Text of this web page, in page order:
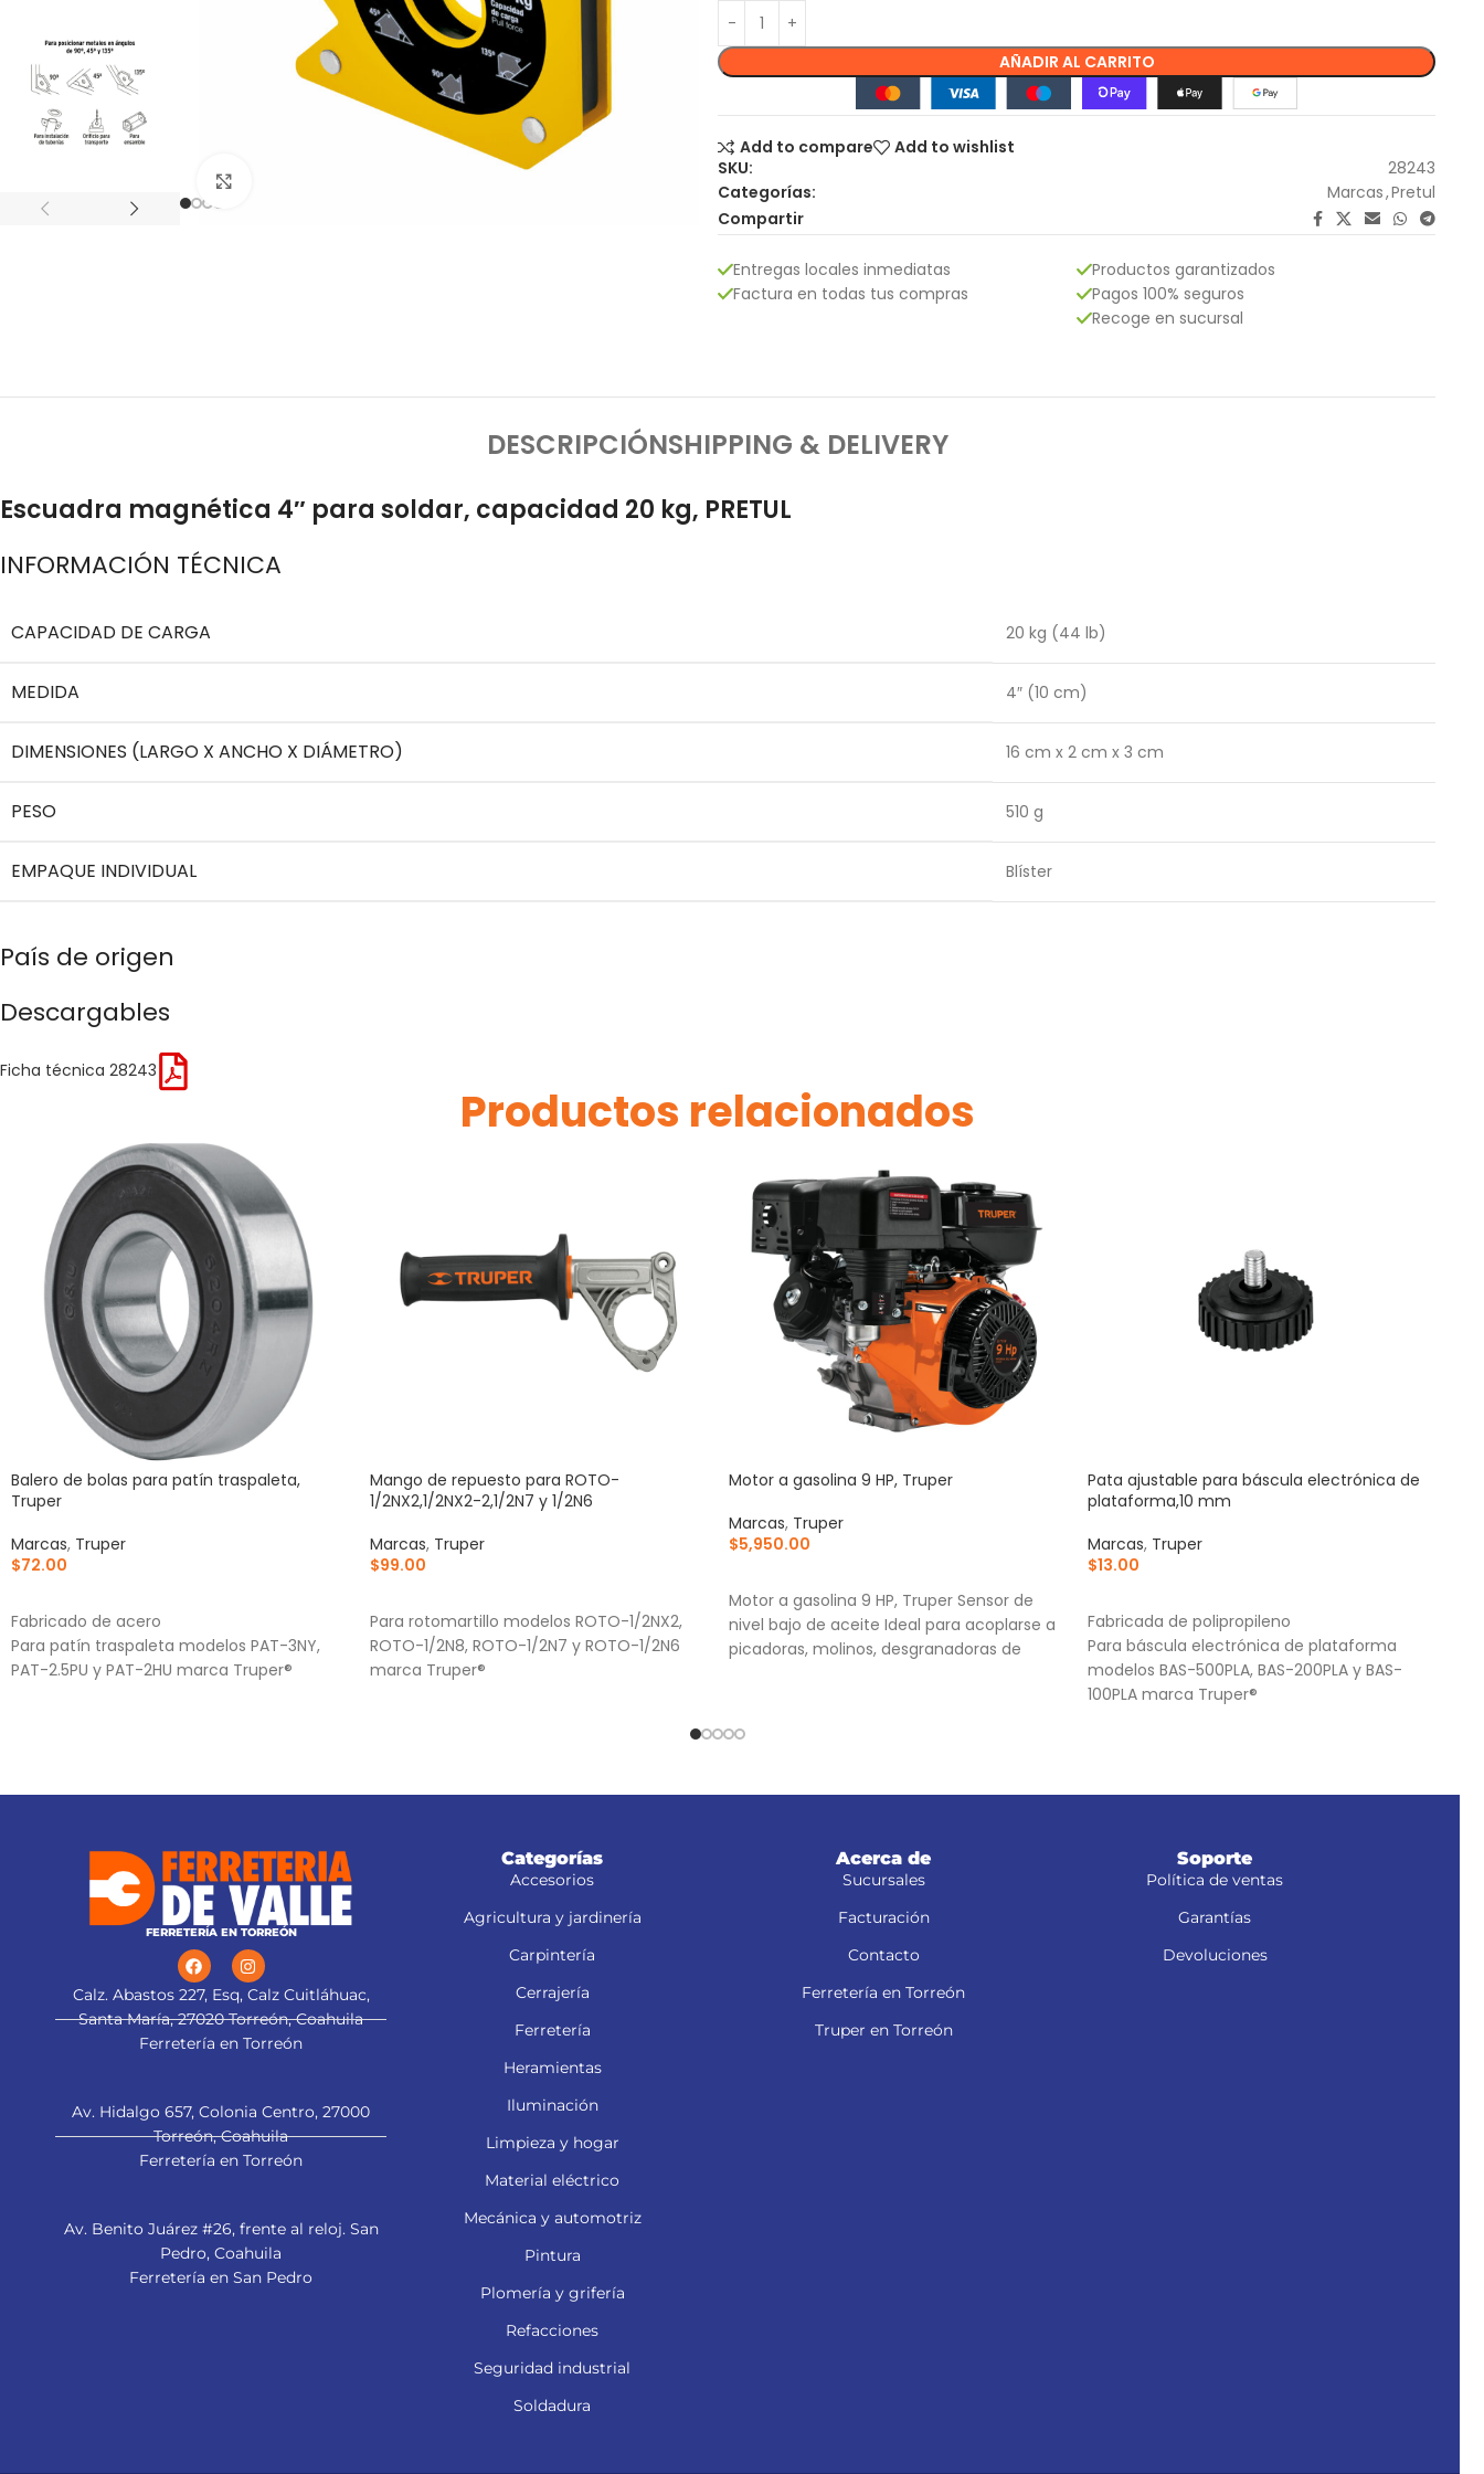
AÑADIR AL CARRITO
Add to compare
Add to wishlist
SKU:
28243
Categorías:
Marcas,Pretul
Compartir
Entregas locales inmediatas
Factura en todas tus compras
Productos garantizados
Pagos 100% seguros
Recoge en sucursal
DESCRIPCIÓNSHIPPING & DELIVERY
Escuadra magnética 4″ para soldar, capacidad 20 kg, PRETUL
INFORMACIÓN TÉCNICA
CAPACIDAD DE CARGA 20 kg (44 lb)
MEDIDA 4″ (10 cm)
DIMENSIONES (LARGO X ANCHO X DIÁMETRO) 16 cm x 2 cm x 3 cm
PESO 510 g
EMPAQUE INDIVIDUAL Blíster
País de origen
Descargables
Ficha técnica 28243
Productos relacionados
Balero de bolas para patín traspaleta,
Truper
Marcas, Truper
$72.00
Fabricado de acero
Para patín traspaleta modelos PAT-3NY,
PAT-2.5PU y PAT-2HU marca Truper®
Mango de repuesto para ROTO-
1/2NX2,1/2NX2-2,1/2N7 y 1/2N6
Marcas, Truper
$99.00
Para rotomartillo modelos ROTO-1/2NX2,
ROTO-1/2N8, ROTO-1/2N7 y ROTO-1/2N6
marca Truper®
Motor a gasolina 9 HP, Truper
Marcas, Truper
$5,950.00
Motor a gasolina 9 HP, Truper Sensor de
nivel bajo de aceite Ideal para acoplarse a
picadoras, molinos, desgranadoras de
Pata ajustable para báscula electrónica de
plataforma,10 mm
Marcas, Truper
$13.00
Fabricada de polipropileno
Para báscula electrónica de plataforma
modelos BAS-500PLA, BAS-200PLA y BAS-
100PLA marca Truper®
FERRETERÍA EN TORREÓN
Calz. Abastos 227, Esq, Calz Cuitláhuac,
Santa María, 27020 Torreón, Coahuila
Ferretería en Torreón
Av. Hidalgo 657, Colonia Centro, 27000
Torreón, Coahuila
Ferretería en Torreón
Av. Benito Juárez #26, frente al reloj. San
Pedro, Coahuila
Ferretería en San Pedro
Categorías
Accesorios
Agricultura y jardinería
Carpintería
Cerrajería
Ferretería
Heramientas
Iluminación
Limpieza y hogar
Material eléctrico
Mecánica y automotriz
Pintura
Plomería y grifería
Refacciones
Seguridad industrial
Soldadura
Acerca de
Sucursales
Facturación
Contacto
Ferretería en Torreón
Truper en Torreón
Soporte
Política de ventas
Garantías
Devoluciones